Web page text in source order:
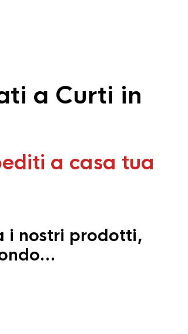
a Curti in
a casa tua
i nostri prodotti,